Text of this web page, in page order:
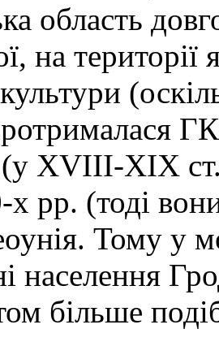
область
на
XVIII-XIX
х рр. (тоді
Тому у
населення
більше